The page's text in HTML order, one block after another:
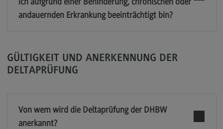
Zielgruppe Eignungsprüfung
Gebühren
Termine, Anmeldung und Zulassung
Online-Reservierung
Schriftlicher Antrag
andauernden Erkrankung beeinträchtigt bin?
GÜLTIGKEIT UND ANERKENNUNG DER
DELTAPRÜFUNG
Von wem wird die Deltaprüfung der DHBW
anerkannt?